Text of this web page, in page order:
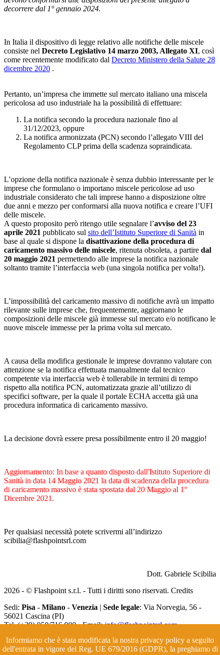
decorrere dal 1° gennaio 2024.
In Italia il dispositivo di legge relativo alle notifiche delle miscele
consiste nel Decreto Legislativo 14 marzo 2003, Allegato XI, così
come recentemente modificato dal Decreto Ministero della Salute 28
dicembre 2020 .
Pertanto, un’impresa che immette sul mercato italiano una miscela
pericolosa ad uso industriale ha la possibilità di effettuare:
La notifica secondo la procedura nazionale fino al
31/12/2023, oppure
La notifica armonizzata (PCN) secondo l’allegato VIII del
Regolamento CLP prima della scadenza sopraindicata.
L’opzione della notifica nazionale è senza dubbio interessante per le
imprese che formulano o importano miscele pericolose ad uso
industriale considerato che tali imprese hanno a disposizione oltre
due anni e mezzo per conformarsi alla nuova notifica e creare l’UFI
delle miscele.
A questo proposito però ritengo utile segnalare l’avviso del 23
aprile 2021 pubblicato sul sito dell’Istituto Superiore di Sanità in
base al quale si dispone la disattivazione della procedura di
caricamento massivo delle miscele, ritenuta obsoleta, a partire dal
20 maggio 2021 permettendo alle imprese la notifica nazionale
soltanto tramite l’interfaccia web (una singola notifica per volta!).
L’impossibilità del caricamento massivo di notifiche avrà un impatto
rilevante sulle imprese che, frequentemente, aggiornano le
composizioni delle miscele già immesse sul mercato e/o notificano le
nuove miscele immesse per la prima volta sul mercato.
A causa della modifica gestionale le imprese dovranno valutare con
attenzione se la notifica effettuata manualmente dal tecnico
competente via interfaccia web è tollerabile in termini di tempo
rispetto alla notifica PCN, automatizzata grazie all’utilizzo di
specifici software, per la quale il portale ECHA accetta già una
procedura informatica di caricamento massivo.
La decisione dovrà essere presa possibilmente entro il 20 maggio!
Aggiornamento: In base a quanto disposto dall'Istituto Superiore di
Sanità in data 14 Maggio 2021 la data di scadenza della procedura
di caricamento massivo è stata spostata dal 20 Maggio al 1°
Dicembre 2021.
Per qualsiasi necessità potete scrivermi all’indirizzo
scibilia@flashpointsrl.com
Dott. Gabriele Scibilia
2026 - © Flashpoint s.r.l. - Tutti i diritti sono riservati. Credits
Sedi: Pisa - Milano - Venezia | Sede legale: Via Norvegia, 56 -
56021 Cascina (PI)
Tel. (+39) 050/716.900 - Email:info@flashpointsrl.com
7606 - C.CI.A.A R.E.A PI 130782
Informiamo che è stata modificata la nostra privacy policy a seguito
dell'entrata in vigore del Reg. UE 679/2016 (GDPR), la preghiamo di